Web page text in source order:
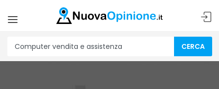
CERCA